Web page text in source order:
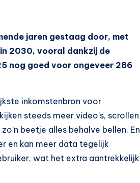
jaren gestaag door, met
2030, vooral dankzij de
nog goed voor ongeveer 286
inkomstenbron voor
steeds meer video’s, scrollen
beetje alles behalve bellen. En
en kan meer data tegelijk
wat het extra aantrekkelijk